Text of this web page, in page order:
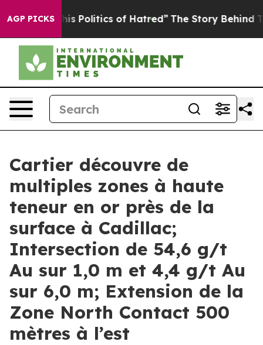
AGP PICKSof Hatred” The Story Behind Trump’s Terrible
Cartier découvre de
multiples zones à haute
teneur en or près de la
surface à Cadillac;
Intersection de 54,6 g/t
Au sur 1,0 m et 4,4 g/t Au
sur 6,0 m; Extension de la
Zone North Contact 500
mètres à l’est